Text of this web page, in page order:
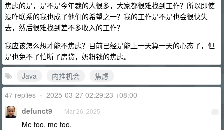
焦虑的是，是不是今年裁的人很多，大家都很难找到工作？所以即使
没咋联系的我也成了他们的希望之一？我的工作是不是也会很快失
去，然后很难找到差不多收入的工作？
我应该怎么想才能不焦虑？目前已经是能上一天算一天的心态了，但
是也免不了怕断了房贷，奶粉钱的焦虑。
Java
内推机会
焦虑
47 replies • 2025-03-27 02:29:23 +08:00
1
defunct9 Mar 26, 2025
Me too, me too.